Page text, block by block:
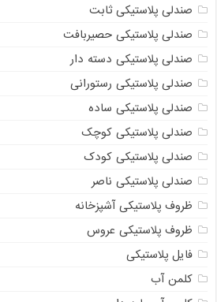
صندلی پلاستیکی ثابت
صندلی پلاستیکی حصیربافت
صندلی پلاستیکی دسته دار
صندلی پلاستیکی رستورانی
صندلی پلاستیکی ساده
صندلی پلاستیکی کوچک
صندلی پلاستیکی کودک
صندلی پلاستیکی ناصر
ظروف پلاستیکی آشپزخانه
ظروف پلاستیکی عروس
فایل پلاستیکی
کلمن آب